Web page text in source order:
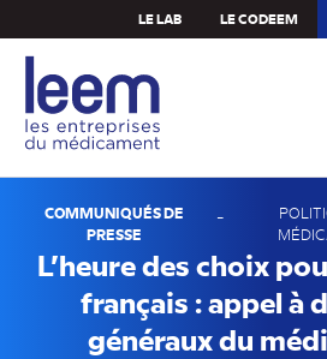
au
contenu
principal
LE LAB LE CODEEM
COMMUNIQUÉS DE
PRESSE
-
L’heure des choix
français : appel à
généraux du